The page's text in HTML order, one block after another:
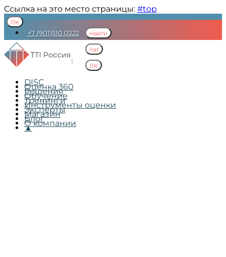
Ссылка на это место страницы: #top
ЛК
+7 (901)510 0222
Пресс-центр
Найти
Чат
ЛК
DISC
Оценка 360
Решения
Обучение
Тренинги
Инструменты оценки
Эксперты
Магазин
Блог
О компании
▲